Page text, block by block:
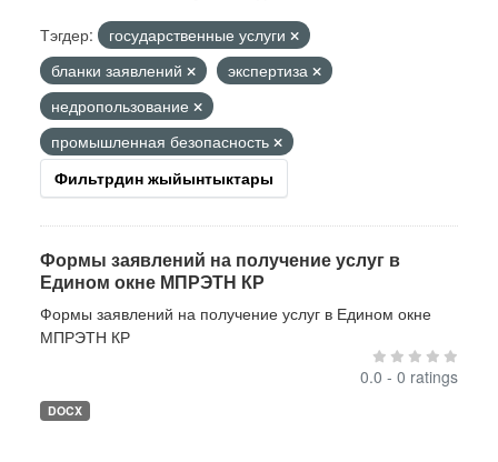
Тэгдер:
государственные услуги
бланки заявлений
экспертиза
недропользование
промышленная безопасность
Фильтрдин жыйынтыктары
Формы заявлений на получение услуг в
Едином окне МПРЭТН КР
Формы заявлений на получение услуг в Едином окне
МПРЭТН КР
0.0 - 0 ratings
DOCX